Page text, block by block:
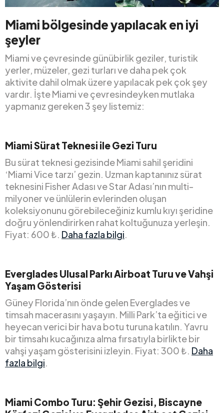
Miami bölgesinde yapılacak en iyi
şeyler
Miami ve çevresinde günübirlik geziler, turistik
yerler, müzeler, gezi turları ve daha pek çok
aktivite dahil olmak üzere yapılacak pek çok şey
vardır. İşte Miami ve çevresindeyken mutlaka
yapmanız gereken 3 şey listemiz:
Miami Sürat Teknesi ile Gezi Turu
Bu sürat teknesi gezisinde Miami sahil şeridini
‘Miami Vice tarzı’ gezin. Uzman kaptanınız sürat
teknesini Fisher Adası ve Star Adası’nın multi-
milyoner ve ünlülerin evlerinden oluşan
koleksiyonunu görebileceğiniz kumlu kıyı şeridine
doğru yönlendirirken rahat koltuğunuza yerleşin.
Fiyat: 600 ₺. Daha fazla bilgi.
Everglades Ulusal Parkı Airboat Turu ve Vahşi
Yaşam Gösterisi
Güney Florida’nın önde gelen Everglades ve
timsah macerasını yaşayın. Milli Park’ta eğitici ve
heyecan verici bir hava botu turuna katılın. Yavru
bir timsahı kucağınıza alma fırsatıyla birlikte bir
vahşi yaşam gösterisini izleyin. Fiyat: 300 ₺. Daha
fazla bilgi.
Miami Combo Turu: Şehir Gezisi, Biscayne